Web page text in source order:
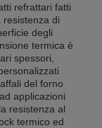
refrattari fatti
di
degli
termica è
spessori,
del forno
applicazioni
resistenza al
termico ed